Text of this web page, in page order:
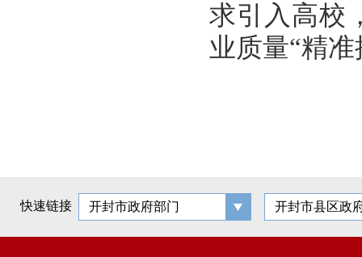
求引入高校
业质量“精准
快速链接 开封市政府部门 开封市县区政